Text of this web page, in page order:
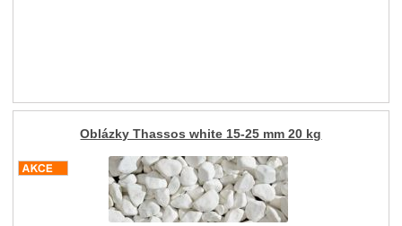
Oblázky Thassos white 15-25 mm 20 kg